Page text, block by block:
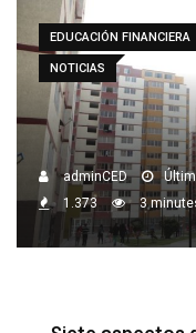
EDUCACIÓN FINANCIERA
NOTICIAS
adminCED
1.373
3